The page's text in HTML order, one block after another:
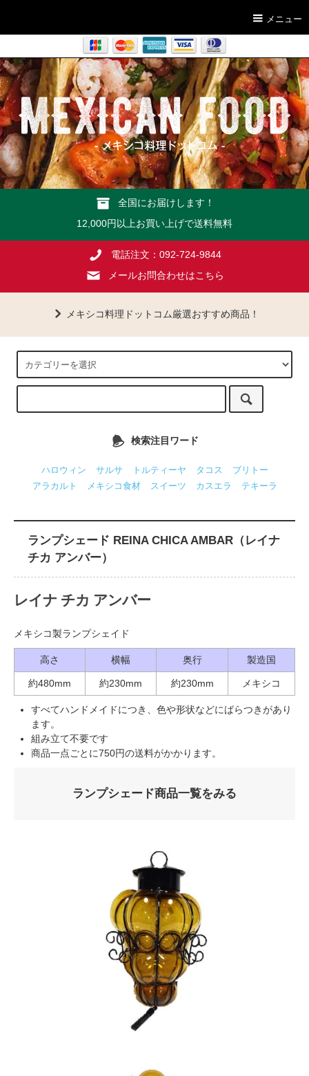
メニュー
全国にお届けします！
12,000円以上お買い上げで送料無料
電話注文：092-724-9844
メールお問合わせはこちら
メキシコ料理ドットコム厳選おすすめ商品！
検索注目ワード
ハロウィン サルサ トルティーヤ タコス
ブリトー
アラカルト
メキシコ食材 スイーツ カスエラ テキーラ
ランプシェード REINA CHICA AMBAR（レイナ
チカ アンバー）
レイナ チカ アンバー
メキシコ製ランプシェイド
高さ 横幅 奥行 製造国
約480mm 約230mm 約230mm メキシコ
すべてハンドメイドにつき、色や形状などにばらつきがあり
ます。
組み立て不要です
商品一点ごとに750円の送料がかかります。
ランプシェード商品一覧をみる